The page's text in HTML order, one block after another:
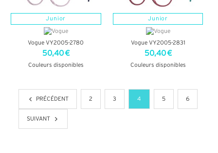
Junior
Vogue VY2005-2780
50,40 €
Couleurs disponibles
Junior
Vogue VY2005-2831
50,40 €
Couleurs disponibles
PRÉCÉDENT 2 3 4 5 6
SUIVANT